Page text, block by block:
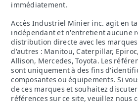
immédiatement.
Accès Industriel Minier inc. agit en
indépendant et n'entretient aucune
distribution directe avec les
d'autres : Manitou, Caterpillar,
Allison, Mercedes, Toyota. Les
sont uniquement à des fins
composantes ou équipements. Si
de ces marques et souhaitez
références sur ce site, veuillez nous